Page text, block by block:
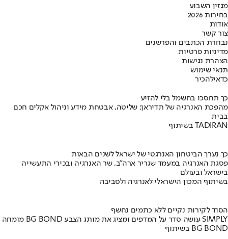
מגזין השבוע
בחירות 2026
אודות
צור קשר
נבחרת הכתבים והפרשנים
מדיניות פרטיות
הצהרת נגישות
תנאי שימוש
כדאילהכיר
כך תחסכו בחשמל בלי להזיע
מהפכת האנרגיה של תדיראן: שליטה, אבטחת מידע וניהול אקלים חכם
בבית
בשיתוף TADIRAN
כך נערך הביטחון האנרגטי של ישראל לשנים הבאות
פסגת האנרגיה במעמד שגריר ארה"ב, שר האנרגיה ובכירי התעשייה
בישראל ובעולם
בשיתוף המכון הישראלי לאנרגיה ולסביבה
הסוד לקירות נקיים ללא כתמים נחשף
מומחה BG BOND עושה סדר על המדפים ומציג את מותג הצבע SIMPLY
בשיתוף BG BOND